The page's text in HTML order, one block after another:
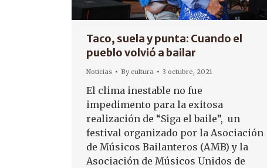
Taco, suela y punta: Cuando el
pueblo volvió a bailar
Noticias Bycultura 3 octubre, 2021
El clima inestable no fue
impedimento para la exitosa
realización de “Siga el baile”, un
festival organizado por la Asociación
de Músicos Bailanteros (AMB) y la
Asociación de Músicos Unidos de